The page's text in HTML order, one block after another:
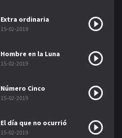
1990
Extra ordinaria
15-02-2019
Hombre en la Luna
15-02-2019
Número Cinco
15-02-2019
El día que no ocurrió
15-02-2019